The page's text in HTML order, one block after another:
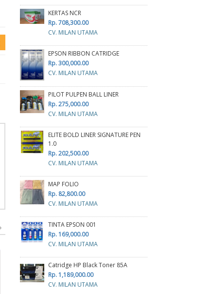
GUNTING
Rp. 8,500.00
KERTAS NCR
Rp. 708,300.00
CV. MILAN UTAMA
EPSON RIBBON CATRIDGE
Rp. 300,000.00
CV. MILAN UTAMA
PILOT PULPEN BALL LINER
Rp. 275,000.00
CV. MILAN UTAMA
ELITE BOLD LINER SIGNATURE PEN
1.0
Rp. 202,500.00
CV. MILAN UTAMA
MAP FOLIO
Rp. 82,800.00
CV. MILAN UTAMA
TINTA EPSON 001
Rp. 169,000.00
CV. MILAN UTAMA
Catridge HP Black Toner 85A
Rp. 1,189,000.00
CV. MILAN UTAMA